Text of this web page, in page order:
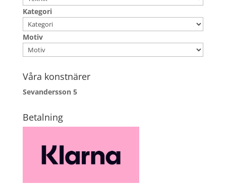
Kategori
Motiv
Våra konstnärer
Sevandersson 5
Betalning